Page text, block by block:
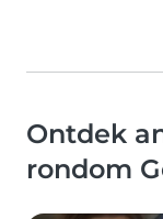
Ontdek
rondom